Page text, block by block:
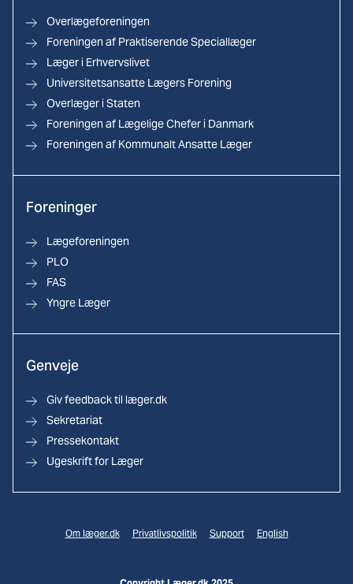
Overlægeforeningen
Foreningen af Praktiserende Speciallæger
Læger i Erhvervslivet
Universitetsansatte Lægers Forening
Overlæger i Staten
Foreningen af Lægelige Chefer i Danmark
Foreningen af Kommunalt Ansatte Læger
Foreninger
Lægeforeningen
PLO
FAS
Yngre Læger
Genveje
Giv feedback til læger.dk
Sekretariat
Pressekontakt
Ugeskrift for Læger
Om læger.dk Privatlivspolitik Support English